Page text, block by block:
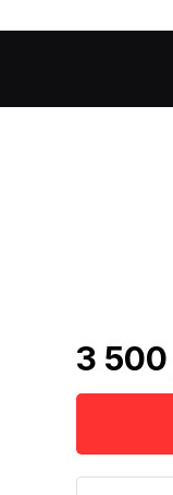
3 500